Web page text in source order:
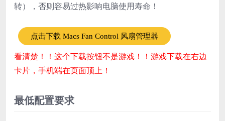
转），否则容易过热影响电脑使用寿命！
点击下载 Macs Fan Control 风扇管理器
看清楚！！这个下载按钮不是游戏！！游戏下载在右边
卡片，手机端在页面顶上！
最低配置要求